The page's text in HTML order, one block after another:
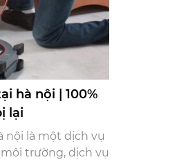
hà nội | 100%
lại
nội là một dịch vụ
trường, dịch vụ